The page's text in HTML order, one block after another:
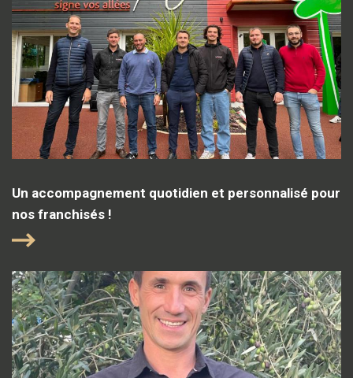
Un accompagnement quotidien et personnalisé pour
nos franchisés !